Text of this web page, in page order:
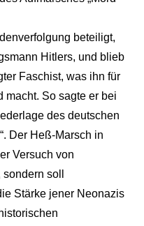
beteiligt,
Hitlers, und blieb
Faschist, was ihn für
macht. So sagte er bei
des deutschen
Der Heß-Marsch in
Versuch von
soll
Stärke jener Neonazis